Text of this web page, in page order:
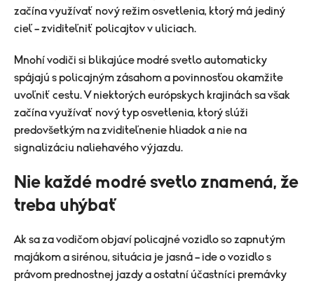
začína využívať nový režim osvetlenia, ktorý má jediný
cieľ – zviditeľniť policajtov v uliciach.
Mnohí vodiči si blikajúce modré svetlo automaticky
spájajú s policajným zásahom a povinnosťou okamžite
uvoľniť cestu. V niektorých európskych krajinách sa však
začína využívať nový typ osvetlenia, ktorý slúži
predovšetkým na zviditeľnenie hliadok a nie na
signalizáciu naliehavého výjazdu.
Nie každé modré svetlo znamená, že
treba uhýbať
Ak sa za vodičom objaví policajné vozidlo so zapnutým
majákom a sirénou, situácia je jasná – ide o vozidlo s
právom prednostnej jazdy a ostatní účastníci premávky